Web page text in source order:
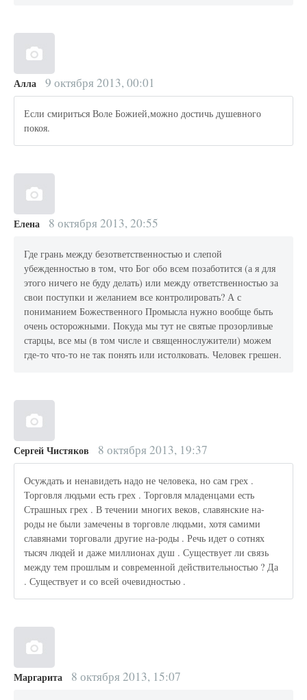
Алла 9 октября 2013, 00:01
Если смириться Воле Божией,можно достичь душевного
покоя.
Елена 8 октября 2013, 20:55
Где грань между безответственностью и слепой
убежденностью в том, что Бог обо всем позаботится (а я для
этого ничего не буду делать) или между ответственностью за
свои поступки и желанием все контролировать? А с
пониманием Божественного Промысла нужно вообще быть
очень осторожными. Покуда мы тут не святые прозорливые
старцы, все мы (в том числе и священнослужители) можем
где-то что-то не так понять или истолковать. Человек грешен.
Сергей Чистяков 8 октября 2013, 19:37
Осуждать и ненавидеть надо не человека, но сам грех .
Торговля людьми есть грех . Торговля младенцами есть
Страшных грех . В течении многих веков, славянские на-
роды не были замечены в торговле людьми, хотя самими
славянами торговали другие на-роды . Речь идет о сотнях
тысяч людей и даже миллионах душ . Существует ли связь
между тем прошлым и современной действительностью ? Да
. Существует и со всей очевидностью .
Маргарита 8 октября 2013, 15:07